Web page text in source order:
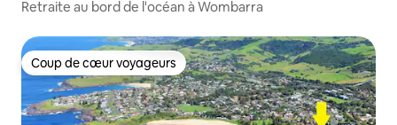
Retraite au bord de l'océan à Wombarra
Coup de cœur voyageurs
Coup de cœur voyageurs